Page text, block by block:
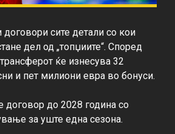
сите детали со кои
дел од „топџиите“. Според
ќе изнесува 32
и пет милиони евра во бонуси.
до 2028 година со
за уште една сезона.